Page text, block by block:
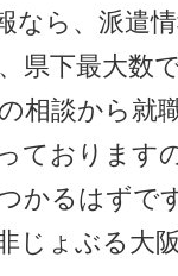
なら、派遣
県下最大数
相談から就
ております
かるはずで
じょぶる大